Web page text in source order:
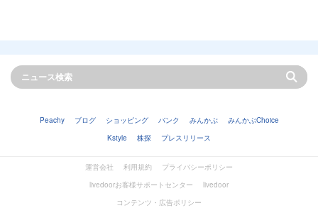
Peachy ブログ ショッピング バンク みんかぶ
みんかぶChoice
Kstyle
株探 プレスリリース
運営会社 利用規約
プライバシーポリシー
livedoorお客様サポートセンター
livedoor
コンテンツ・広告ポリシー